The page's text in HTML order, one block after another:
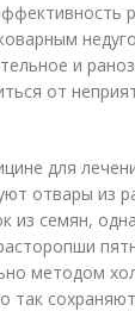
и
от
для
отвары из
из семян,
методом
так